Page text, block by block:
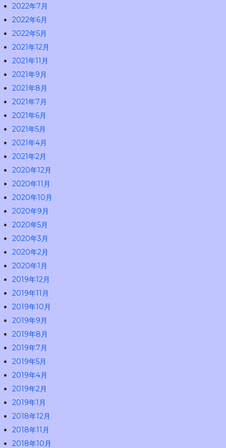
2022年7月
2022年6月
2022年5月
2021年12月
2021年11月
2021年9月
2021年8月
2021年7月
2021年6月
2021年5月
2021年4月
2021年2月
2020年12月
2020年11月
2020年10月
2020年9月
2020年5月
2020年3月
2020年2月
2020年1月
2019年12月
2019年11月
2019年10月
2019年9月
2019年8月
2019年7月
2019年5月
2019年4月
2019年2月
2019年1月
2018年12月
2018年11月
2018年10月